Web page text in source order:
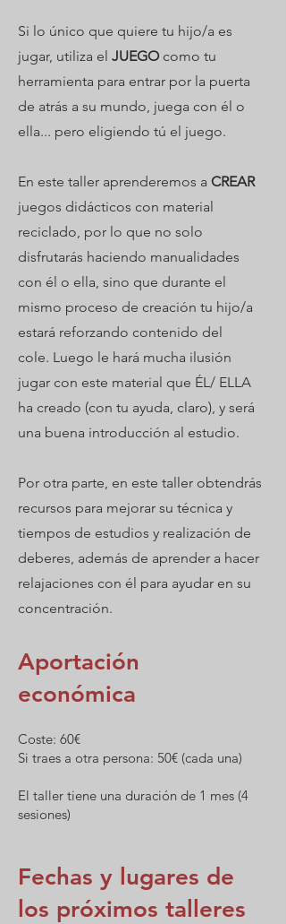
Si lo único que quiere tu hijo/a es
jugar, utiliza el JUEGO como tu
herramienta para entrar por la puerta
de atrás a su mundo, juega con él o
ella... pero eligiendo tú el juego.
En este taller aprenderemos a CREAR
juegos didácticos con material
reciclado, por lo que no solo
disfrutarás haciendo manualidades
con él o ella, sino que durante el
mismo proceso de creación tu hijo/a
estará reforzando contenido del
cole. Luego le hará mucha ilusión
jugar con este material que ÉL/ ELLA
ha creado (con tu ayuda, claro), y será
una buena introducción al estudio.
Por otra parte, en este taller obtendrás
recursos para mejorar su técnica y
tiempos de estudios y realización de
deberes, además de aprender a hacer
relajaciones con él para ayudar en su
concentración.
Aportación
económica
Coste: 60€
Si traes a otra persona: 50€ (cada una)
El taller tiene una duración de 1 mes (4
sesiones)
Fechas y lugares de
los próximos talleres